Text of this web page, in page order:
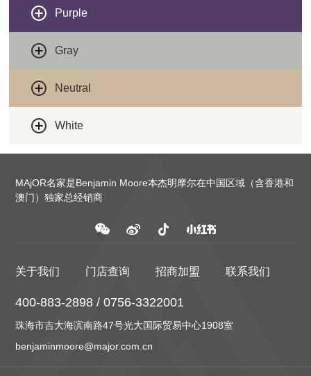
Purple
Gray
Neutral
White
MAjOR名家是Benjamin Moore本杰明摩尔在中国区域（含香港和
澳门）独家总经销商
关于我们 门店查询 招商加盟 联系我们
400-883-2898 / 0756-3322001
珠海市吉大海滨南路47号光大国际贸易中心1908室
benjaminmoore@major.com.cn